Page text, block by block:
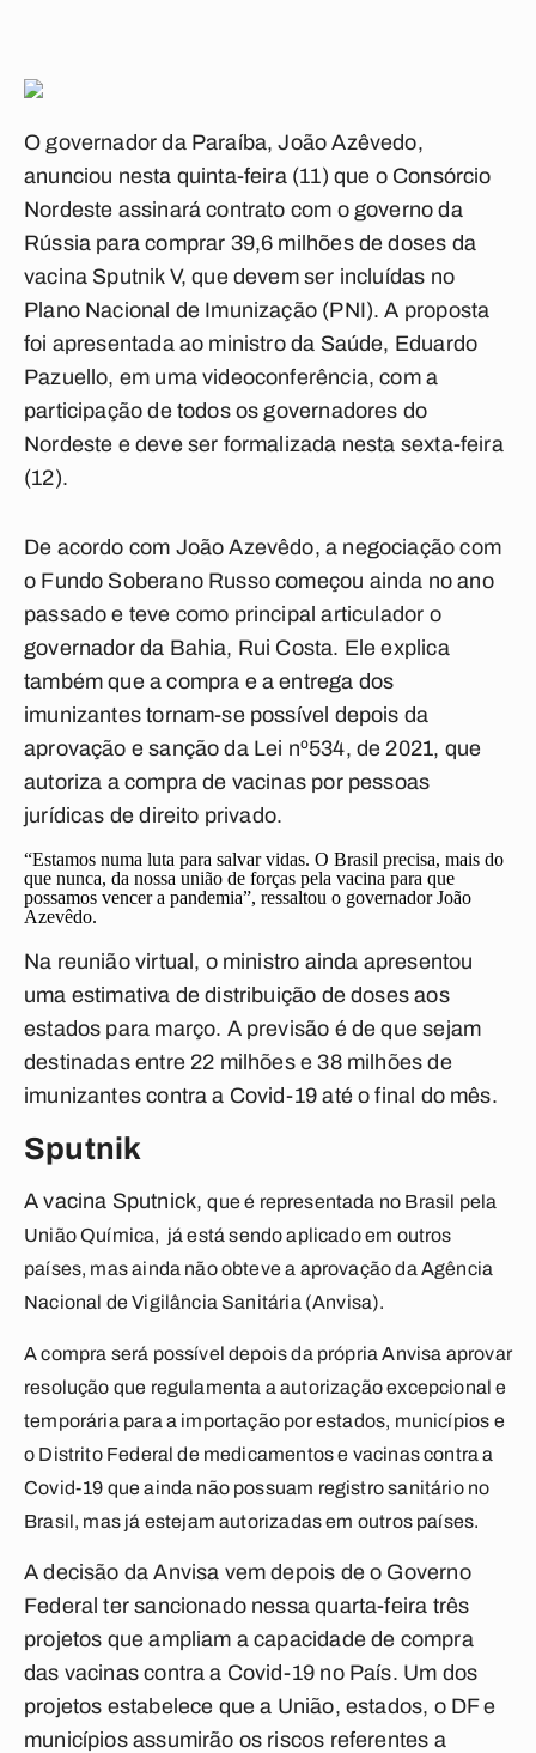
O governador da Paraíba, João Azêvedo,
anunciou nesta quinta-feira (11) que o Consórcio
Nordeste assinará contrato com o governo da
Rússia para comprar 39,6 milhões de doses da
vacina Sputnik V, que devem ser incluídas no
Plano Nacional de Imunização (PNI). A proposta
foi apresentada ao ministro da Saúde, Eduardo
Pazuello, em uma videoconferência, com a
participação de todos os governadores do
Nordeste e deve ser formalizada nesta sexta-feira
(12).
De acordo com João Azevêdo, a negociação com
o Fundo Soberano Russo começou ainda no ano
passado e teve como principal articulador o
governador da Bahia, Rui Costa. Ele explica
também que a compra e a entrega dos
imunizantes tornam-se possível depois da
aprovação e sanção da Lei nº534, de 2021, que
autoriza a compra de vacinas por pessoas
jurídicas de direito privado.
“Estamos numa luta para salvar vidas. O Brasil precisa, mais do
que nunca, da nossa união de forças pela vacina para que
possamos vencer a pandemia”, ressaltou o governador João
Azevêdo.
Na reunião virtual, o ministro ainda apresentou
uma estimativa de distribuição de doses aos
estados para março. A previsão é de que sejam
destinadas entre 22 milhões e 38 milhões de
imunizantes contra a Covid-19 até o final do mês.
Sputnik
A vacina Sputnick,que é representada no Brasil pela
União Química, já está sendo aplicado em outros
países, mas ainda não obteve a aprovação da Agência
Nacional de Vigilância Sanitária (Anvisa).
A compra será possível depois da própria Anvisa aprovar
resolução que regulamenta a autorização excepcional e
temporária para a importação por estados, municípios e
o Distrito Federal de medicamentos e vacinas contra a
Covid-19 que ainda não possuam registro sanitário no
Brasil, mas já estejam autorizadas em outros países.
A decisão da Anvisa vem depois de o Governo
Federal ter sancionado nessa quarta-feira três
projetos que ampliam a capacidade de compra
das vacinas contra a Covid-19 no País. Um dos
projetos estabelece que a União, estados, o DF e
municípios assumirão os riscos referentes a